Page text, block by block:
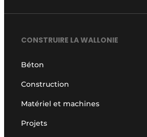
CONSTRUIRE LA WALLONIE
Béton
Construction
Matériel et machines
Projets